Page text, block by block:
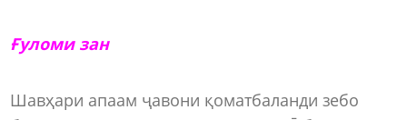
Ғуломи зан
Шавҳари апаам ҷавони қоматбаланди зебо